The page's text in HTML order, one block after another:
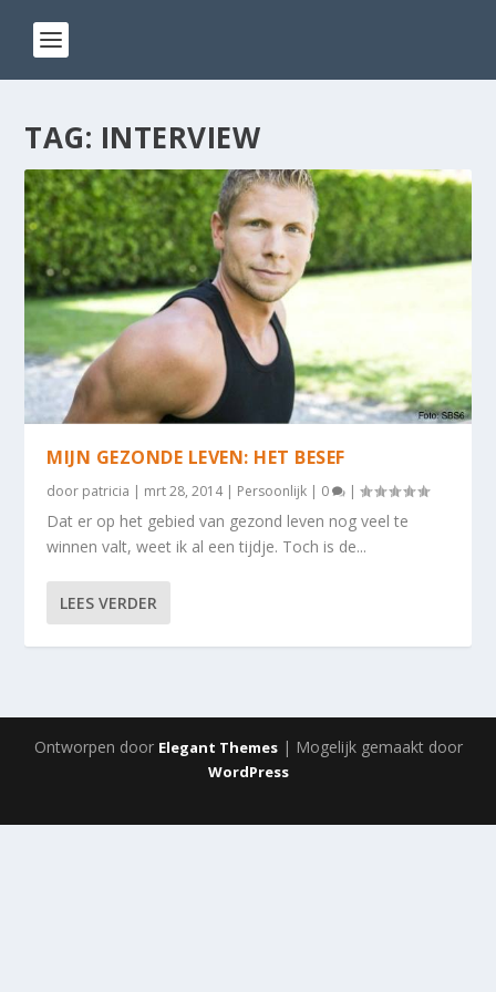
TAG: INTERVIEW
MIJN GEZONDE LEVEN: HET BESEF
door patricia | mrt 28, 2014| Persoonlijk | 0 |
Dat er op het gebied van gezond leven nog veel te
winnen valt, weet ik al een tijdje. Toch is de...
LEES VERDER
Ontworpen door Elegant Themes| Mogelijk gemaakt door
WordPress